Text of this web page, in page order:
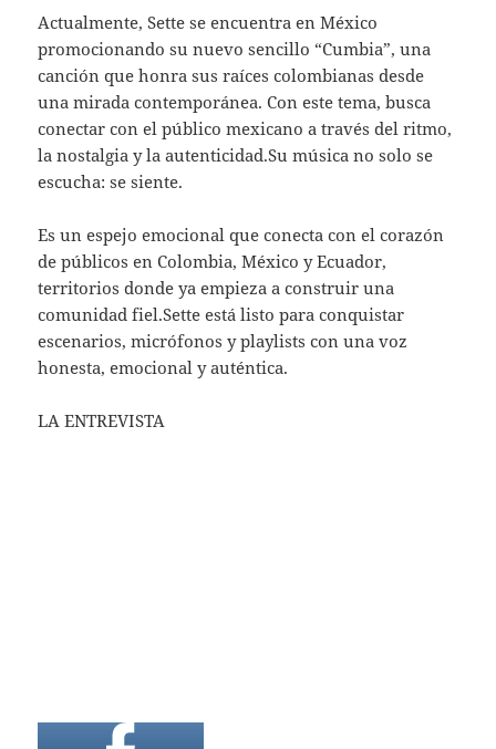
Actualmente, Sette se encuentra en México
promocionando su nuevo sencillo “Cumbia”, una
canción que honra sus raíces colombianas desde
una mirada contemporánea. Con este tema, busca
conectar con el público mexicano a través del ritmo,
la nostalgia y la autenticidad.Su música no solo se
escucha: se siente.
Es un espejo emocional que conecta con el corazón
de públicos en Colombia, México y Ecuador,
territorios donde ya empieza a construir una
comunidad fiel.Sette está listo para conquistar
escenarios, micrófonos y playlists con una voz
honesta, emocional y auténtica.
LA ENTREVISTA